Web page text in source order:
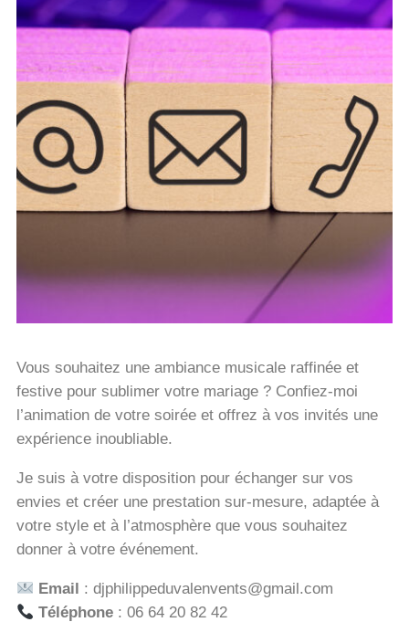
Vous souhaitez une ambiance musicale raffinée et
festive pour sublimer votre mariage ? Confiez-moi
l’animation de votre soirée et offrez à vos invités une
expérience inoubliable.
Je suis à votre disposition pour échanger sur vos
envies et créer une prestation sur-mesure, adaptée à
votre style et à l’atmosphère que vous souhaitez
donner à votre événement.
Email : djphilippeduvalenvents@gmail.com
Téléphone : 06 64 20 82 42